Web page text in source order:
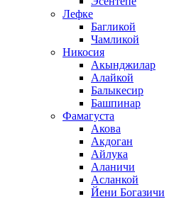
Лефке
Багликой
Чамликой
Никосия
Акынджилар
Алайкой
Балыкесир
Башпинар
Фамагуста
Акова
Акдоган
Айлука
Аланичи
Асланкой
Йени Богазичи